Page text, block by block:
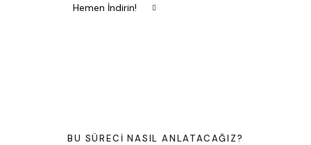
Hemen İndirin!
BU SÜRECI NASIL ANLATACAĞIZ?